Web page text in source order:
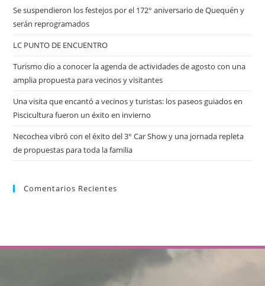
Se suspendieron los festejos por el 172° aniversario de Quequén y
serán reprogramados
LC PUNTO DE ENCUENTRO
Turismo dio a conocer la agenda de actividades de agosto con una
amplia propuesta para vecinos y visitantes
Una visita que encantó a vecinos y turistas: los paseos guiados en
Piscicultura fueron un éxito en invierno
Necochea vibró con el éxito del 3° Car Show y una jornada repleta
de propuestas para toda la familia
Comentarios Recientes